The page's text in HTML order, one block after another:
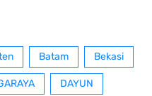
Batam Bekasi
DAYUN